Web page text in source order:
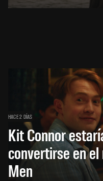
HACE 2 DÍAS
Kit Connor
convertirse en
Men